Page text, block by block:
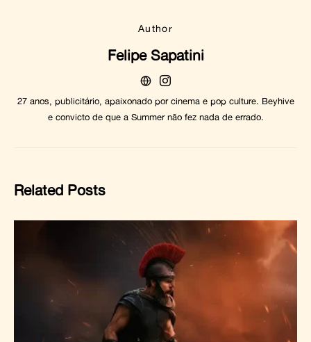
Author
Felipe Sapatini
27 anos, publicitário, apaixonado por cinema e pop culture. Beyhive
e convicto de que a Summer não fez nada de errado.
Related Posts